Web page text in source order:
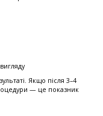
Якщо після 3–4
— це показник